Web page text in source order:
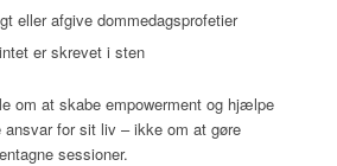
eller afgive dommedagsprofetier
er skrevet i sten
om at skabe empowerment og hjælpe
for sit liv – ikke om at gøre
sessioner.